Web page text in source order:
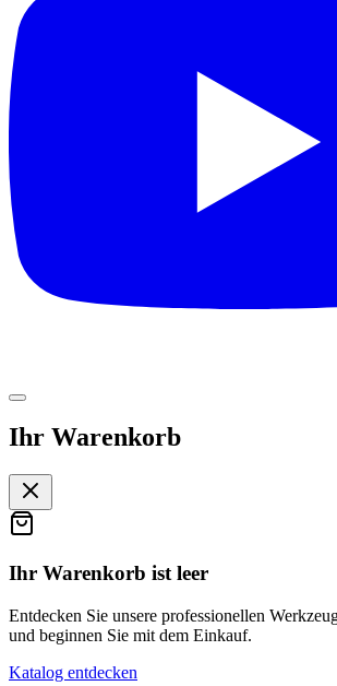
Ihr Warenkorb
Ihr Warenkorb ist leer
Entdecken Sie unsere professionellen
und beginnen Sie mit dem Einkauf.
Katalog entdecken